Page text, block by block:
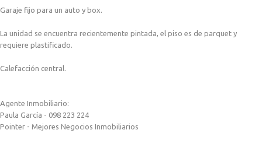
Garaje fijo para un auto y box.
La unidad se encuentra recientemente pintada, el piso es de parquet y
requiere plastificado.
Calefacción central.
Agente Inmobiliario:
Paula García - 098 223 224
Pointer - Mejores Negocios Inmobiliarios